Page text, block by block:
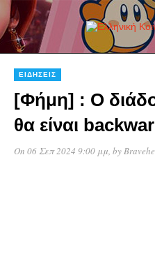
ΕΙΔΉΣΕΙΣ
[Φήμη] : Ο
θα είναι
On 06 Σεπ 2024 9:00 μμ, by